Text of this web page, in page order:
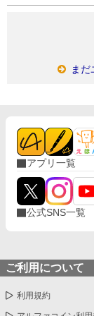
ま
アプリ一覧
公式SNS一覧
ご利用について
利用規約